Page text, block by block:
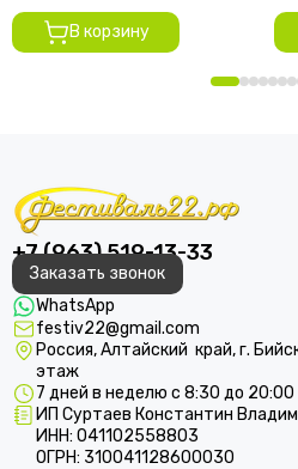
В корзину
+7 (963) 519-13-33
Заказать звонок
WhatsApp
festiv22@gmail.com
Россия, Алтайский край, г.
этаж
7 дней в неделю с 8:30 до 20:00
ИП Суртаев Константин
ИНН: 041102558803
ОГРН: 310041128600030